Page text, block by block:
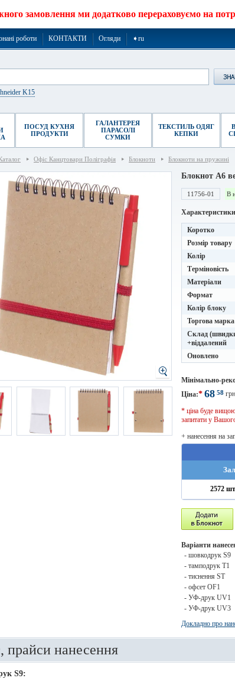
замовлення ми додатково перераховуємо на
роботи КОНТАКТИ Огляди ➧ru
K15
ПОСУД КУХНЯ
ПРОДУКТИ
ГАЛАНТЕРЕЯ
ПАРАСОЛІ
СУМКИ
ТЕКСТИЛЬ ОДЯГ
КЕПКИ
Офіс Канцтовари Поліграфія Блокноти Блокноти на пружині
Блокнот A6
11756-01 В
Характеристики
Коротко
Розмір товару
Колір
Терміновість
Матеріали
Формат
Колір блоку
Торгова марка
Склад
+віддалений
Оновлено
Мінімально-
Ціна:* 68 58 грн
* ціна буде
запитати у
+ нанесення на
2572
Варіанти
- шовкодрук S9
- тамподрук T1
- тиснення ST
- офсет OF1
- УФ-друк UV1
- УФ-друк UV3
Докладно про
прайси нанесення
S9: